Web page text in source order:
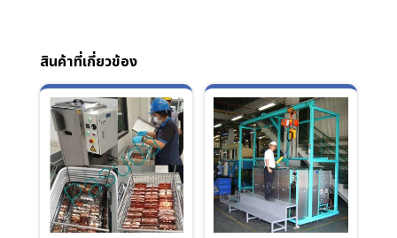
สินค้าที่เกี่ยวข้อง